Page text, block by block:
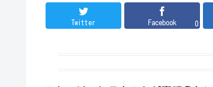
Twitter Facebook 0